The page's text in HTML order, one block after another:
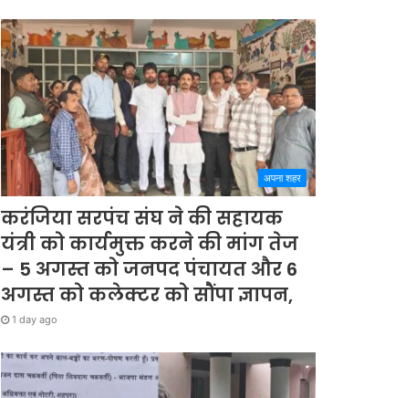
अपना शहर
करंजिया सरपंच संघ ने की सहायक
यंत्री को कार्यमुक्त करने की मांग तेज
– 5 अगस्त को जनपद पंचायत और 6
अगस्त को कलेक्टर को सौंपा ज्ञापन,
1 day ago